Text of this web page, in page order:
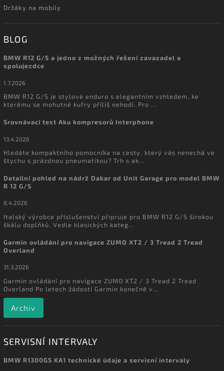
Držáky na mobily
BLOG
BMW R12 G/S a jedno z možných řešení zavazadel a
spolujezdce
1.7.2026
BMW R12 G/S je stylové enduro s elegantním vzhledem, ke
kterému se mohutné kufry příliš nehodí. Pro ...
Srovnávací test Aku kompresorů Interphone
13.4.2026
Hledáte kompaktního pomocníka na cesty, který vás nenechá ve
štychu s prázdnou pneumatikou? Trh s ak...
Detailní pohled na nádrž Dakar od Unit Garage pro model BMW
R 12 G/S
8.4.2026
Italský výrobce příslušenství připruje pro BMW R12 G/S širokou
škálu doplňků. Vedle klasických kateg...
Garmin ovládání pro navigace ZUMO XT2 / 3 Tread 2 Tread
Overland
31.3.2026
Garmin ovládání pro navigace ZUMO XT2 / 3 Tread 2 Tread
Overland Po letech žádostí Garmin konečně v...
Archiv
SERVISNÍ INTERVALY
BMW R1300GS KA1 technické údaje a servisní intervaly